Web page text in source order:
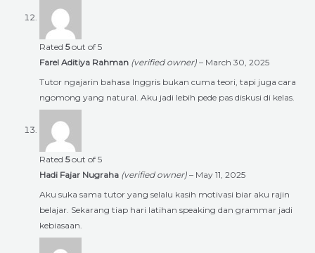
Rated 5out of 5
Farel Aditiya Rahman (verified owner) – March 30, 2025
Tutor ngajarin bahasa Inggris bukan cuma teori, tapi juga cara
ngomong yang natural. Aku jadi lebih pede pas diskusi di kelas.
Rated 5out of 5
Hadi Fajar Nugraha (verified owner) – May 11, 2025
Aku suka sama tutor yang selalu kasih motivasi biar aku rajin
belajar. Sekarang tiap hari latihan speaking dan grammar jadi
kebiasaan.